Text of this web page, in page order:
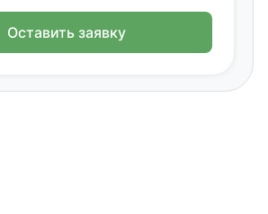
Оставить заявку